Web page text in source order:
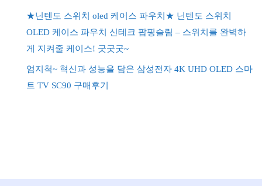
★닌텐도 스위치 oled 케이스 파우치★ 닌텐도 스위치
OLED 케이스 파우치 신테크 팝핑슬림 – 스위치를 완벽하
게 지켜줄 케이스! 굿굿굿~
엄지척~ 혁신과 성능을 담은 삼성전자 4K UHD OLED 스마
트 TV SC90 구매후기